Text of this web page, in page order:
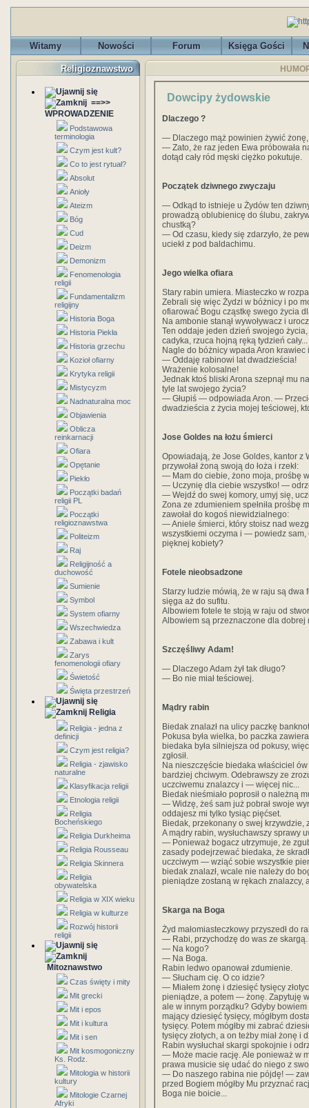
Witamy Nowości Forum Księga Gości
Religioznawstwo
==>>
WPROWADZENIE
Podstawowa
terminologia
Czym jest kult?
Co to jest rytuał?
Absolut
Anioły
Ateizm
Bóg
Cud
Deizm
Demonizm
Fenomenologia
religii
Fundamentalizm
religijny
Historia Boga
Historia Piekła
Historia grzechu
Kozioł ofiarny
Krytyka religii
Mistycyzm
Nadnaturalna moc
Objawienia
Oblicza
reinkarnacji
Ofiara
Opętanie
Piekło
Początki badań
religii PL
Początki
religioznawstwa
Politeizm
Raj
Religijność a
duchowość
Sumienie
Symbol
System ofiarny
Wszechwiedza
Zabawa i kult
Zarys
fenomenologii ofiary
Świetość
Święta przestrzeń
Religia
Religia - jedna z
definicji
Czym jest religia?
Religia - zjawisko
naturalne
Klasyfikacja religii
Etnologia religii
Religia
Bocheńskiego
Religia Durkheima
Religia Rousseau
Religia Skinnera
Religia
obywatelska
Religia w XIX wieku
Religia w kulturze
Rozwój historii
religii
Mitoznawstwo
Czas święty i mity
Mit grecki
Mit i epos
Mit i kultura
Mit i sen
Mit kosmogoniczny
Ks. Rodz.
Mitologia w historii
kultury
Mitologie Czarnej
Afryki
Dowcipy żydowskie
Dlaczego ?
— Dlaczego mąż powinien żywić
— Zato, że raz jeden Ewa próbowała
dotąd cały ród męski ciężko pokutuje.
Początek dziwnego zwyczaju
— Odkąd to istnieje u Żydów ten
prowadzą oblubienicę do ślubu,
chustką?
— Od czasu, kiedy się zdarzyło, że
uciekł z pod baldachimu.
Jego wielka ofiara
Stary rabin umiera. Miasteczko w
Zebrali się więc Żydzi w bóżnicy i po
ofiarować Bogu cząstkę swego życia
Na ambonie stanął wywoływacz i
Ten oddaje jeden dzień swojego
cadyka, rzuca hojną ręką tydzień cały...
Nagle do bóżnicy wpada Aron krawiec
— Oddaję rabinowi lat dwadzieścia!
Wrażenie kolosalne!
Jednak ktoś bliski Arona szepnął mu
tyle lat swojego życia?
— Głupiś — odpowiada Aron. —
dwadzieścia z życia mojej teściowej,
Jose Goldes na łożu śmierci
Opowiadają, że Jose Goldes, kantor z
przywołał żoną swoją do łoża i rzekł:
— Mam do ciebie, żono moja, prośbę
— Uczynię dla ciebie wszystko! —
— Wejdź do swej komory, umyj się,
Zona ze zdumieniem spełniła prośbę
zawołał do kogoś niewidzialnego:
— Aniele śmierci, który stoisz nad
wszystkiemi oczyma i — powiedz sam,
pięknej kobiety?
Fotele nieobsadzone
Starzy ludzie mówią, że w raju są dwa
sięga aż do sufitu.
Albowiem fotele te stoją w raju od
Albowiem są przeznaczone dla
Szczęśliwy Adam!
— Dlaczego Adam żył tak długo?
— Bo nie miał teściowej.
Mądry rabin
Biedak znalazł na ulicy paczkę
Pokusa była wielka, bo paczka
biedaka była silniejsza od pokusy,
zgłosił.
Na nieszczęście biedaka właściciel
bardziej chciwym. Odebrawszy ze
uczciwemu znalazcy i — więcej nic...
Biedak nieśmiało poprosił o należną
— Widzę, żeś sam już pobrał swoje
oddajesz mi tylko tysiąc pięćset.
Biedak, przekonany o swej krzywdzie,
A mądry rabin, wysłuchawszy sprawy
— Ponieważ bogacz utrzymuje, że
zasady podejrzewać biedaka, że
uczciwym — wziąć sobie wszystkie
biedak znalazł, wcale nie należy do
pieniądze zostaną w rękach znalazcy,
Skarga na Boga
Żyd małomiasteczkowy przyszedł do
— Rabi, przychodzę do was ze skargą.
— Na kogo?
— Na Boga.
Rabin ledwo opanował zdumienie.
— Słucham cię. O co idzie?
— Miałem żonę i dziesięć tysięcy
pieniądze, a potem — żonę. Zapytuję
ale w innym porządku? Gdyby
mający dziesięć tysięcy, mógłbym
tysięcy. Potem mógłby mi zabrać
tysięcy złotych, a on teżby miał żonę i
Rabin wysłuchał skargi spokojnie i
— Może macie rację. Ale ponieważ w
prawa musicie się udać do niego z
— Do naszego rabina nie pójdę! —
przed Bogiem mógłby Mu przyznać
Boga nie boicie...